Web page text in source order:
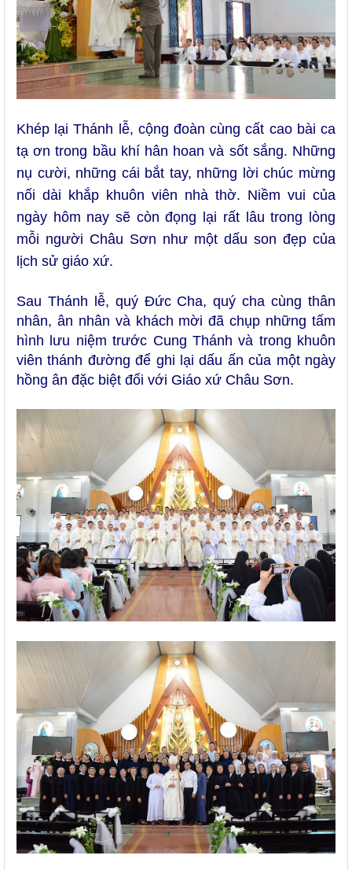
Khép lại Thánh lễ, cộng đoàn cùng cất cao bài ca
tạ ơn trong bầu khí hân hoan và sốt sắng. Những
nụ cười, những cái bắt tay, những lời chúc mừng
nối dài khắp khuôn viên nhà thờ. Niềm vui của
ngày hôm nay sẽ còn đọng lại rất lâu trong lòng
mỗi người Châu Sơn như một dấu son đẹp của
lịch sử giáo xứ.
Sau Thánh lễ, quý Đức Cha, quý cha cùng thân
nhân, ân nhân và khách mời đã chụp những tấm
hình lưu niệm trước Cung Thánh và trong khuôn
viên thánh đường để ghi lại dấu ấn của một ngày
hồng ân đặc biệt đối với Giáo xứ Châu Sơn.